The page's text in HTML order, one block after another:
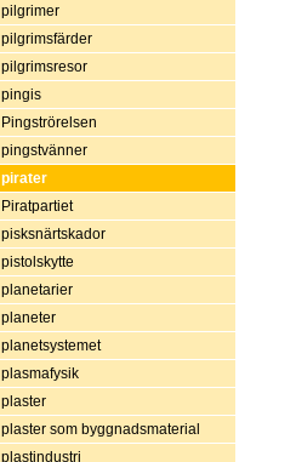
pilgrimer
pilgrimsfärder
pilgrimsresor
pingis
Pingströrelsen
pingstvänner
pirater
Piratpartiet
pisksnärtskador
pistolskytte
planetarier
planeter
planetsystemet
plasmafysik
plaster
plaster som byggnadsmaterial
plastindustri